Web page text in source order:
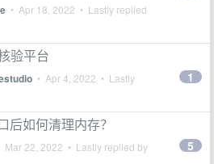
• Apr 18, 2022 • Lastly replied
验平台
• Apr 4, 2022 • Lastly
1
后如何清理内存？
Mar 22, 2022 • Lastly replied by 5